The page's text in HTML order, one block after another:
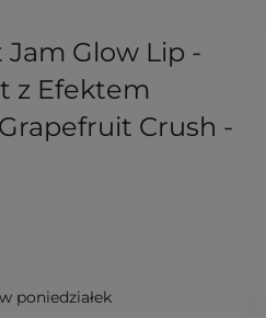
Glow Lip -
z Efektem
Crush -
w poniedziałek